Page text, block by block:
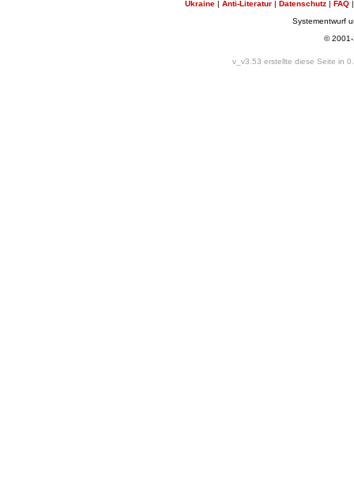
Ukraine | Anti-Literatur | Datenschutz | FAQ
Systementwurf
©
v_v3.53 erstellte diese Seite in